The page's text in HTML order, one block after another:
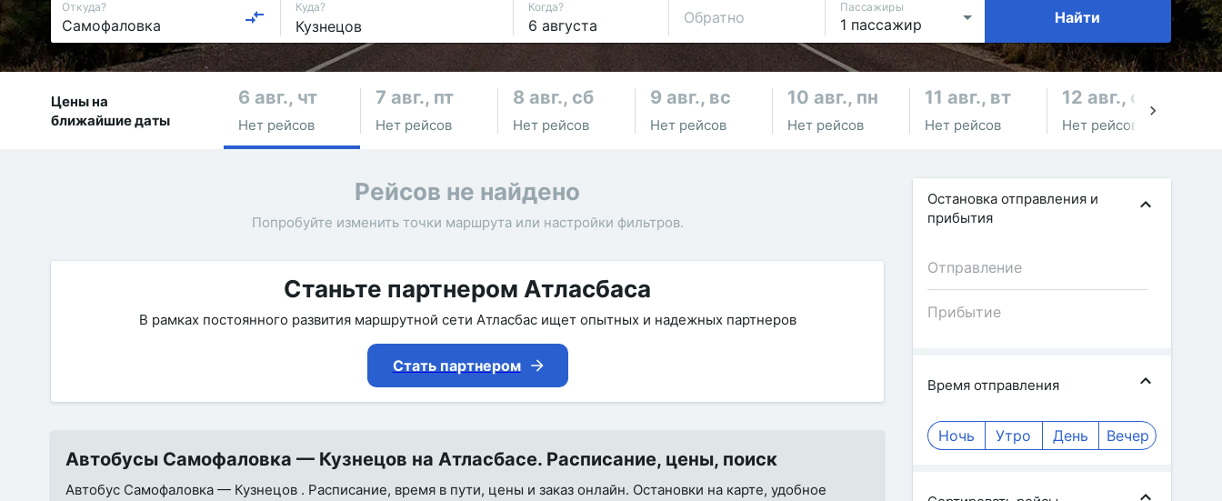
Откуда? Куда? Когда?
Обратно
Пассажиры
Найти
Цены на
ближайшие даты
6 авг., чт
Нет рейсов
7 авг., пт
Нет рейсов
8 авг., сб
Нет рейсов
9 авг., вс
Нет рейсов
10 авг., пн
Нет рейсов
11 авг., вт
Нет рейсов
12 авг., ср
Нет рейсов
Рейсов не найдено
Попробуйте изменить точки маршрута или настройки фильтров.
Станьте партнером Атласбаса
В рамках постоянного развития маршрутной сети Атласбас ищет опытных и надежных партнеров
Стать партнером
Автобусы Самофаловка — Кузнецов на Атласбасе. Расписание, цены, поиск
Автобус Самофаловка — Кузнецов . Расписание, время в пути, цены и заказ онлайн. Остановки на карте, удобное
Остановка отправления и
прибытия
Время отправления
Ночь Утро День Вечер